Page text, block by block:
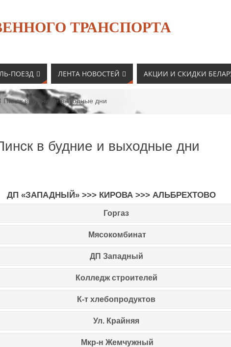
ТРАНСПОРТА
ПОЕЗД ЛЕНТА НОВОСТЕЙ АКЦИИ И СКИДКИ
Пинск в будние и выходные дни
в будние и выходные дни
ДП «ЗАПАДНЫЙ» >>> КИРОВА >>> АЛЬБРЕХТОВО
Горгаз
Мясокомбинат
ДП Западный
Колледж строителей
К-т хлебопродуктов
Ул. Крайняя
Мкр-н Жемчужный